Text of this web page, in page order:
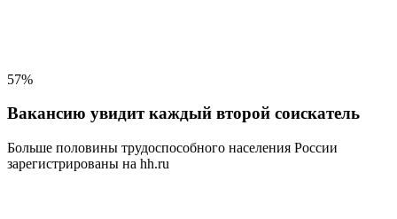
57%
Вакансию увидит каждый второй соискатель
Больше половины трудоспособного населения России
зарегистрированы на hh.ru